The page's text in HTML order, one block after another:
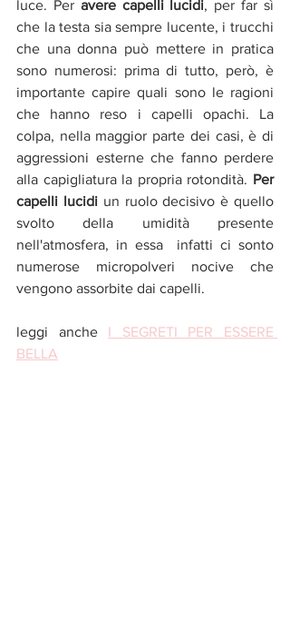
luce. Per avere capelli lucidi, per far sì
che la testa sia sempre lucente, i trucchi
che una donna può mettere in pratica
sono numerosi: prima di tutto, però, è
importante capire quali sono le ragioni
che hanno reso i capelli opachi. La
colpa, nella maggior parte dei casi, è di
aggressioni esterne che fanno perdere
alla capigliatura la propria rotondità. Per
capelli lucidi un ruolo decisivo è quello
svolto della umidità presente
nell'atmosfera, in essa  infatti ci sonto
numerose micropolveri nocive che
vengono assorbite dai capelli.
leggi anche I SEGRETI PER ESSERE
BELLA